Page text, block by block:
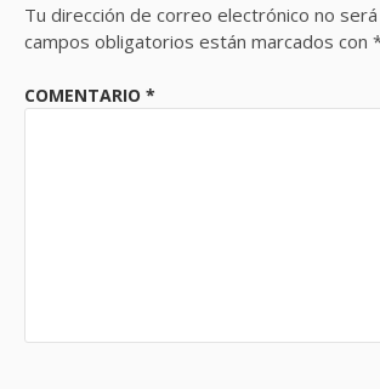
Tu dirección de correo electrónico no será
campos obligatorios están marcados con
COMENTARIO *